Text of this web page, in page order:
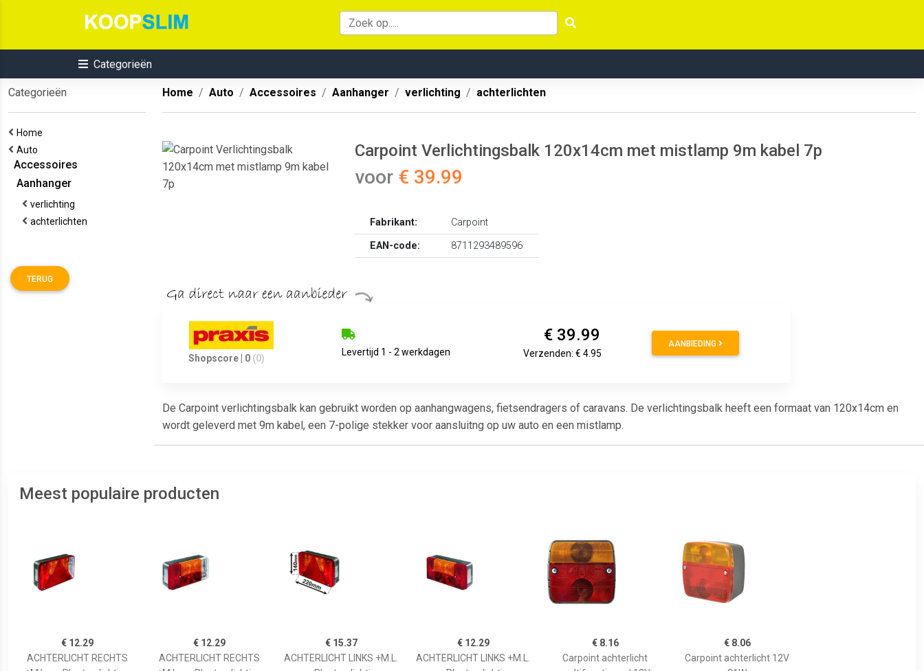
Categorieën
Categorieën
Home
Auto
Accessoires
Aanhanger
verlichting
achterlichten
TERUG
Home Auto Accessoires Aanhanger verlichting achterlichten
Carpoint Verlichtingsbalk 120x14cm met mistlamp 9m kabel 7p
voor € 39.99
Fabrikant:
Carpoint
EAN-code:
8711293489596
Shopscore | 0 (0)
Levertijd 1 - 2 werkdagen
€ 39.99
Verzenden: € 4.95
AANBIEDING
De Carpoint verlichtingsbalk kan gebruikt worden op aanhangwagens, fietsendragers of caravans. De verlichtingsbalk heeft een formaat van 120x14cm en
wordt geleverd met 9m kabel, een 7-polige stekker voor aansluitng op uw auto en een mistlamp.
Meest populaire producten
€ 12.29
ACHTERLICHT RECHTS
€ 12.29
ACHTERLICHT RECHTS
€ 15.37
ACHTERLICHT LINKS +M.L.
€ 12.29
ACHTERLICHT LINKS +M.L.
€ 8.16
Carpoint achterlicht
€ 8.06
Carpoint achterlicht 12V